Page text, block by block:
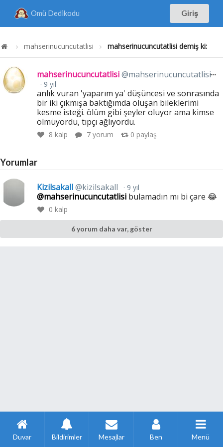
Omü Dedikodu Giriş
mahserinucuncutatlisi mahserinucuncutatlisi demiş ki:
mahserinucuncutatlisi@mahserinucuncutatlisi
9 yıl
anlık vuran 'yaparım ya' düşüncesi ve sonrasında
bir iki çıkmışa baktığımda oluşan bileklerimi
kesme isteği. ölüm gibi şeyler oluyor ama kimse
ölmüyordu, tıpçı ağlıyordu.
8 kalp 7 yorum 0 paylaş
Yorumlar
Kizilsakall@kizilsakall 9 yıl
@mahserinucuncutatlisi bulamadın mı bi çare 😂
0 kalp
6 yorum daha var, göster
Duvar Bildirimler Mesajlar Ben Menü